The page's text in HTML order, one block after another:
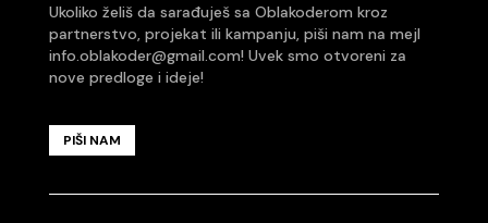
Ukoliko želiš da sarađuješ sa Oblakoderom kroz
partnerstvo, projekat ili kampanju, piši nam na mejl
info.oblakoder@gmail.com! Uvek smo otvoreni za
nove predloge i ideje!
PIŠI NAM